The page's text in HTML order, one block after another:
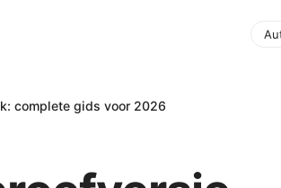
complete gids voor 2026